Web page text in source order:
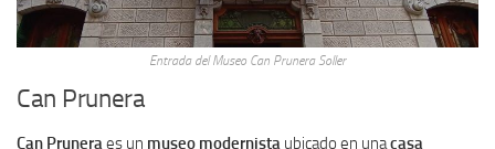
Entrada del Museo Can Prunera Soller
Can Prunera
Can Prunera es un museo modernista ubicado en unacasa